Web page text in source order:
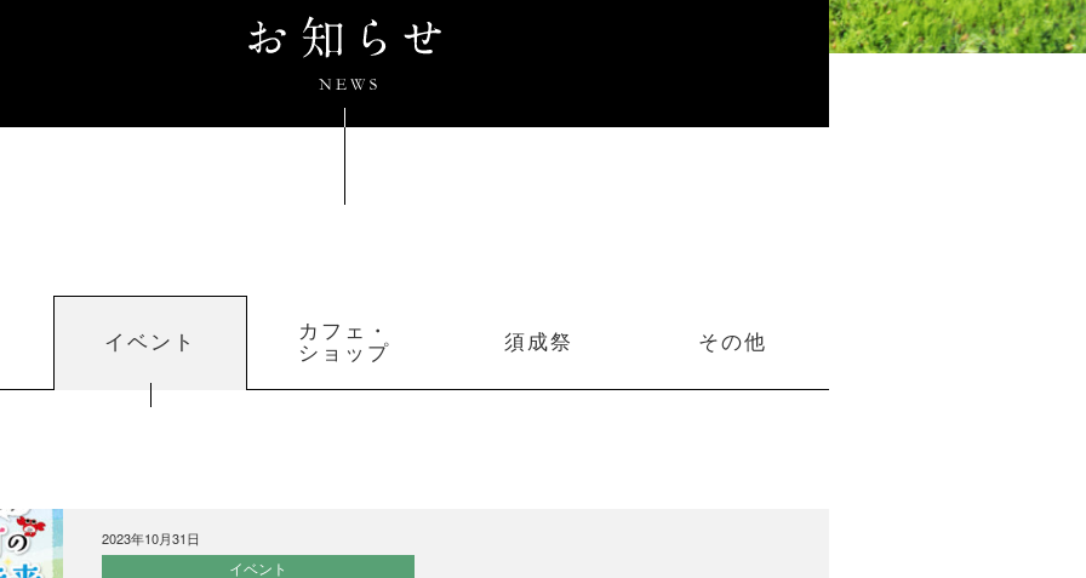
イベント
カフェ・
ショップ
須成祭 その他
2023年10月31日
イベント